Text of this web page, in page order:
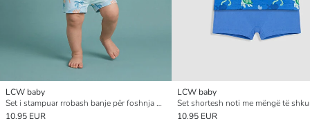
LCW baby
Set i stampuar rrobash banje për foshnja djem
10.95 EUR
LCW baby
10.95 EUR